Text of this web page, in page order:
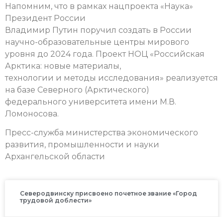
Напомним, что в рамках нацпроекта «Наука»
Президент России
Владимир Путин поручил создать в России
научно-образовательные центры мирового
уровня до 2024 года. Проект НОЦ «Российская
Арктика: новые материалы,
технологии и методы исследования» реализуется
на базе Северного (Арктического)
федерального университета имени М.В.
Ломоносова.
Пресс-служба министерства экономического
развития, промышленности и науки
Архангельской области
Северодвинску присвоено почетное звание «Город
трудовой доблести»